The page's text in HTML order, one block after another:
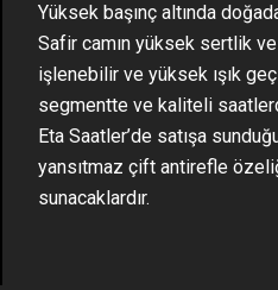
Yüksek başınç altında
Safir camın yüksek sertlik
işlenebilir ve yüksek ışık
segmentte ve kaliteli
Eta Saatler’de satışa
yansıtmaz çift antirefle
sunacaklardır.